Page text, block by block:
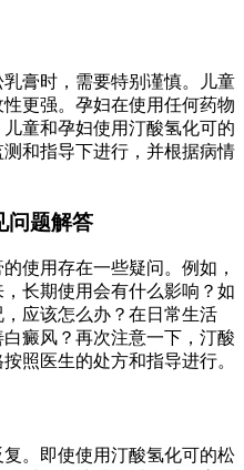
膏时，需要特别谨慎。儿童
更强。孕妇在使用任何药物
童和孕妇使用汀酸氢化可的
和指导下进行，并根据病情
问题解答
使用存在一些疑问。例如，
长期使用会有什么影响？如
应该怎么办？在日常生活
癜风？再次注意一下，汀酸
照医生的处方和指导进行。
。即使使用汀酸氢化可的松